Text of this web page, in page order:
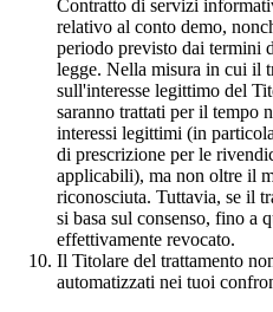
Contratto di servizi
relativo al conto demo,
periodo previsto dai termini
legge. Nella misura in cui il
sull'interesse legittimo del
saranno trattati per il tempo
interessi legittimi (in
di prescrizione per le
applicabili), ma non oltre il
riconosciuta. Tuttavia, se il
si basa sul consenso, fino a
effettivamente revocato.
Il Titolare del trattamento
automatizzati nei tuoi